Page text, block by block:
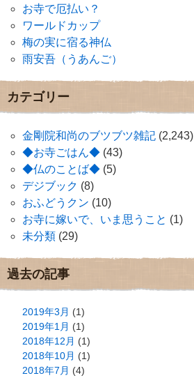
お寺で厄払い？
ワールドカップ
梅の実に宿る神仏
雨安吾（うあんご）
カテゴリー
金剛院和尚のブツブツ雑記 (2,243)
◆お寺ごはん◆ (43)
◆仏のことば◆ (5)
デジブック (8)
おふどうクン (10)
お寺に嫁いで、いま思うこと (1)
未分類 (29)
過去の記事
2019年3月 (1)
2019年1月 (1)
2018年12月 (1)
2018年10月 (1)
2018年7月 (4)